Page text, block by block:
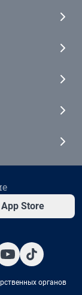
App Store
органов